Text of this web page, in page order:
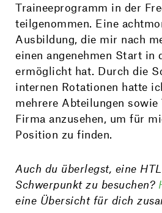
Trainee­programm in der
teilgenommen. Eine
Ausbildung, die mir nach
einen ange­nehmen Start in
ermöglicht hat. Durch die
internen Rotationen hatte
mehrere Abteilungen
Firma anzusehen, um für
Position zu finden.
Auch du überlegst, eine
Schwerpunkt zu besuchen?
eine Übersicht für dich